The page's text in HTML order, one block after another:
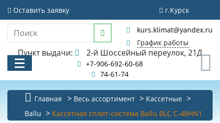
Оставить заявку г.Курск
kurs.klimat@yandex.ru
График работы
Пункт выдачи: 2-й Шоссейный переулок, 21Д
+7-906-692-60-68
74-61-74
Главная Весь ассортимент
Кассетные
Ballu
Кассетная сплит-система Ballu BLC C-48HN1